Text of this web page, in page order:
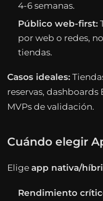
4-6 semanas.
Público web-first:
por web o redes,
tiendas.
Casos ideales:
reservas,
MVPs de validación.
Cuándo elegir
Elige app nativa/
Rendimiento